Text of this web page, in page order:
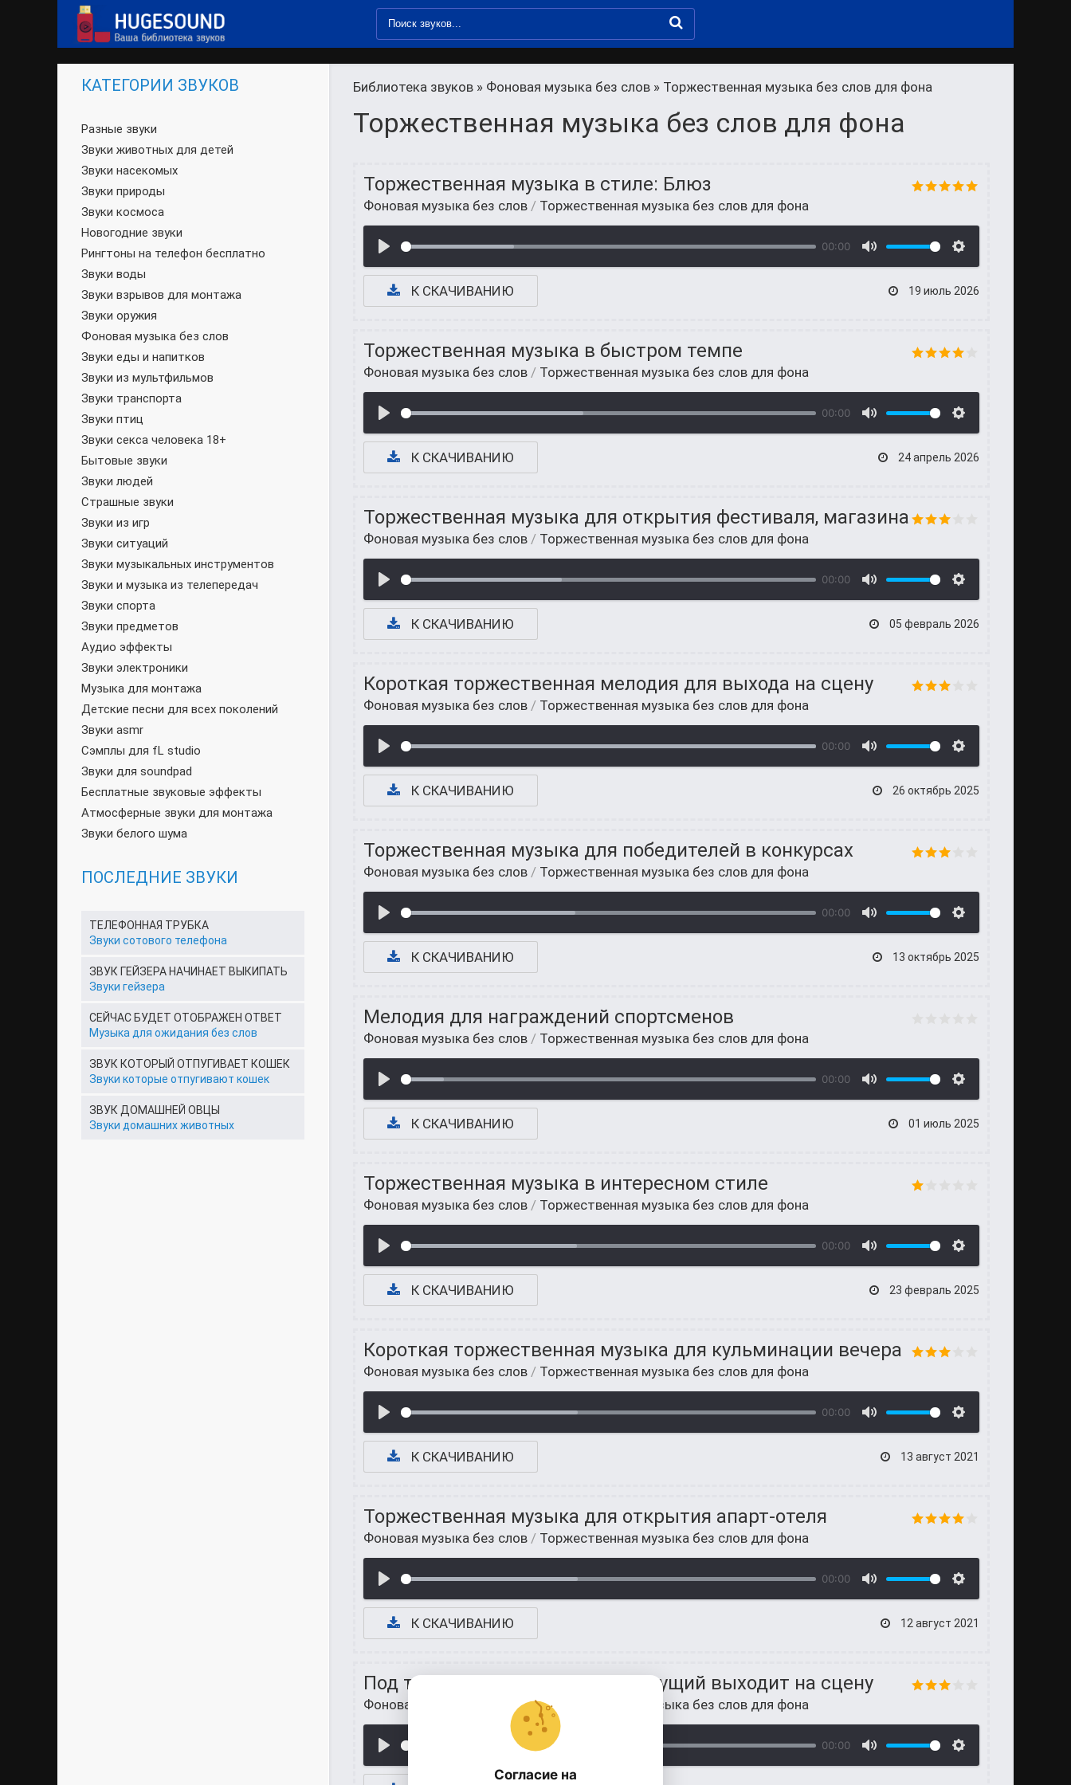
Библиотека звуков » Фоновая музыка без слов » Торжественная музыка без слов для фона
Торжественная музыка без слов для фона
Торжественная музыка в стиле: Блюз
Фоновая музыка без слов / Торжественная музыка без слов для фона
00:00
К СКАЧИВАНИЮ 19 июль 2026
Торжественная музыка в быстром темпе
Фоновая музыка без слов / Торжественная музыка без слов для фона
00:00
К СКАЧИВАНИЮ 24 апрель 2026
Торжественная музыка для открытия фестиваля, магазина
Фоновая музыка без слов / Торжественная музыка без слов для фона
00:00
К СКАЧИВАНИЮ 05 февраль 2026
Короткая торжественная мелодия для выхода на сцену
Фоновая музыка без слов / Торжественная музыка без слов для фона
00:00
К СКАЧИВАНИЮ 26 октябрь 2025
Торжественная музыка для победителей в конкурсах
Фоновая музыка без слов / Торжественная музыка без слов для фона
00:00
К СКАЧИВАНИЮ 13 октябрь 2025
Мелодия для награждений спортсменов
Фоновая музыка без слов / Торжественная музыка без слов для фона
00:00
К СКАЧИВАНИЮ 01 июль 2025
Торжественная музыка в интересном стиле
Фоновая музыка без слов / Торжественная музыка без слов для фона
00:00
К СКАЧИВАНИЮ 23 февраль 2025
Короткая торжественная музыка для кульминации вечера
Фоновая музыка без слов / Торжественная музыка без слов для фона
00:00
К СКАЧИВАНИЮ 13 август 2021
Торжественная музыка для открытия апарт-отеля
Фоновая музыка без слов / Торжественная музыка без слов для фона
00:00
К СКАЧИВАНИЮ 12 август 2021
Под торжественную музыку ведущий выходит на сцену
Фоновая музыка без слов/Торжественная музыка без слов для фона
00:00
КАТЕГОРИИ ЗВУКОВ
Разные звуки
Звуки животных для детей
Звуки насекомых
Звуки природы
Звуки космоса
Новогодние звуки
Рингтоны на телефон бесплатно
Звуки воды
Звуки взрывов для монтажа
Звуки оружия
Фоновая музыка без слов
Звуки еды и напитков
Звуки из мультфильмов
Звуки транспорта
Звуки птиц
Звуки секса человека 18+
Бытовые звуки
Звуки людей
Страшные звуки
Звуки из игр
Звуки ситуаций
Звуки музыкальных инструментов
Звуки и музыка из телепередач
Звуки спорта
Звуки предметов
Аудио эффекты
Звуки электроники
Музыка для монтажа
Детские песни для всех поколений
Звуки asmr
Сэмплы для fL studio
Звуки для soundpad
Бесплатные звуковые эффекты
Атмосферные звуки для монтажа
Звуки белого шума
ПОСЛЕДНИЕ ЗВУКИ
ТЕЛЕФОННАЯ ТРУБКА
Звуки сотового телефона
ЗВУК ГЕЙЗЕРА НАЧИНАЕТ ВЫКИПАТЬ
Звуки гейзера
СЕЙЧАС БУДЕТ ОТОБРАЖЕН ОТВЕТ
Музыка для ожидания без слов
ЗВУК КОТОРЫЙ ОТПУГИВАЕТ КОШЕК
Звуки которые отпугивают кошек
ЗВУК ДОМАШНЕЙ ОВЦЫ
Звуки домашних животных
Согласие на